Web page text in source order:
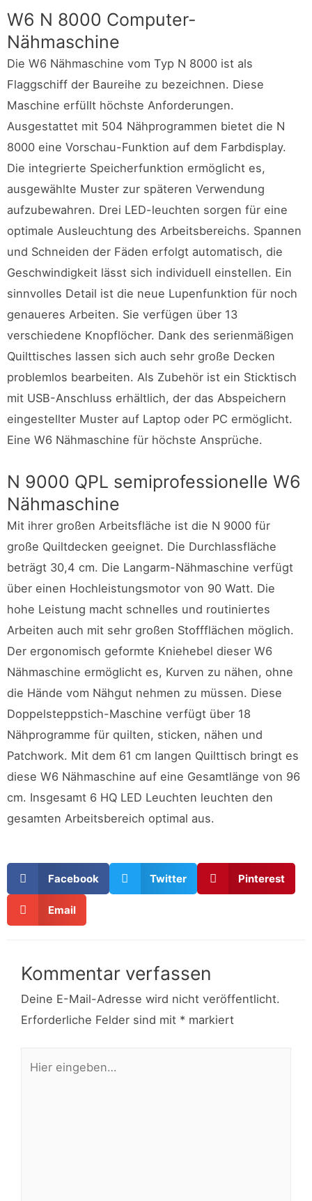
W6 N 8000 Computer-
Nähmaschine
Die W6 Nähmaschine vom Typ N 8000 ist als
Flaggschiff der Baureihe zu bezeichnen. Diese
Maschine erfüllt höchste Anforderungen.
Ausgestattet mit 504 Nähprogrammen bietet die N
8000 eine Vorschau-Funktion auf dem Farbdisplay.
Die integrierte Speicherfunktion ermöglicht es,
ausgewählte Muster zur späteren Verwendung
aufzubewahren. Drei LED-leuchten sorgen für eine
optimale Ausleuchtung des Arbeitsbereichs. Spannen
und Schneiden der Fäden erfolgt automatisch, die
Geschwindigkeit lässt sich individuell einstellen. Ein
sinnvolles Detail ist die neue Lupenfunktion für noch
genaueres Arbeiten. Sie verfügen über 13
verschiedene Knopflöcher. Dank des serienmäßigen
Quilttisches lassen sich auch sehr große Decken
problemlos bearbeiten. Als Zubehör ist ein Sticktisch
mit USB-Anschluss erhältlich, der das Abspeichern
eingestellter Muster auf Laptop oder PC ermöglicht.
Eine W6 Nähmaschine für höchste Ansprüche.
N 9000 QPL semiprofessionelle W6
Nähmaschine
Mit ihrer großen Arbeitsfläche ist die N 9000 für
große Quiltdecken geeignet. Die Durchlassfläche
beträgt 30,4 cm. Die Langarm-Nähmaschine verfügt
über einen Hochleistungsmotor von 90 Watt. Die
hohe Leistung macht schnelles und routiniertes
Arbeiten auch mit sehr großen Stoffflächen möglich.
Der ergonomisch geformte Kniehebel dieser W6
Nähmaschine ermöglicht es, Kurven zu nähen, ohne
die Hände vom Nähgut nehmen zu müssen. Diese
Doppelsteppstich-Maschine verfügt über 18
Nähprogramme für quilten, sticken, nähen und
Patchwork. Mit dem 61 cm langen Quilttisch bringt es
diese W6 Nähmaschine auf eine Gesamtlänge von 96
cm. Insgesamt 6 HQ LED Leuchten leuchten den
gesamten Arbeitsbereich optimal aus.
Facebook Twitter Pinterest
Email
Kommentar verfassen
Deine E-Mail-Adresse wird nicht veröffentlicht.
Erforderliche Felder sind mit * markiert